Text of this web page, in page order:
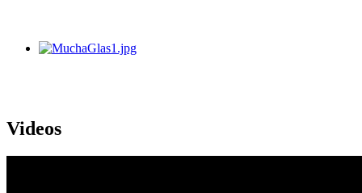
Videos